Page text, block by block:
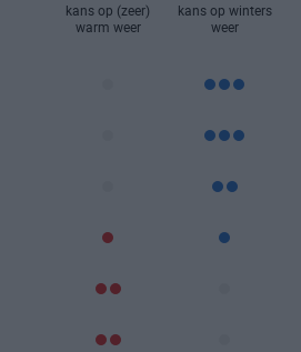
kans op (zeer)
warm weer
kans op winters
weer